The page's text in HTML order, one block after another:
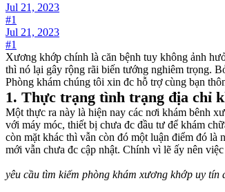
Jul 21, 2023
#1
Jul 21, 2023
#1
Xương khớp chính là căn bệnh tuy không ảnh
thì nó lại gây rộng rãi biến tướng nghiêm trọng.
Phòng khám chúng tôi xin đc hỗ trợ cùng bạn
1. Thực trạng tình trạng địa chỉ
Một thực ra này là hiện nay các nơi khám bênh
với máy móc, thiết bị chưa đc đầu tư để khám
còn mặt khác thì vẫn còn đó một luận điểm đó
mới vẫn chưa đc cập nhật. Chính vì lẽ ấy nên
yêu cầu tìm kiếm phòng khám xương khớp uy tín